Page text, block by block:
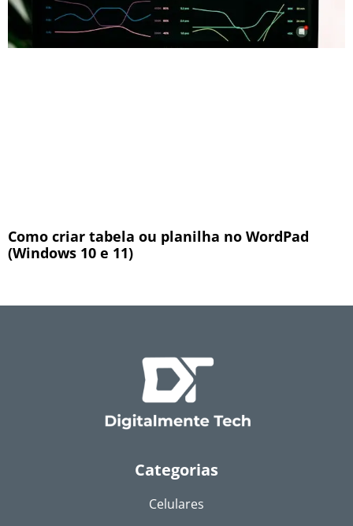
Como criar tabela ou planilha no WordPad
(Windows 10 e 11)
Categorias
Celulares